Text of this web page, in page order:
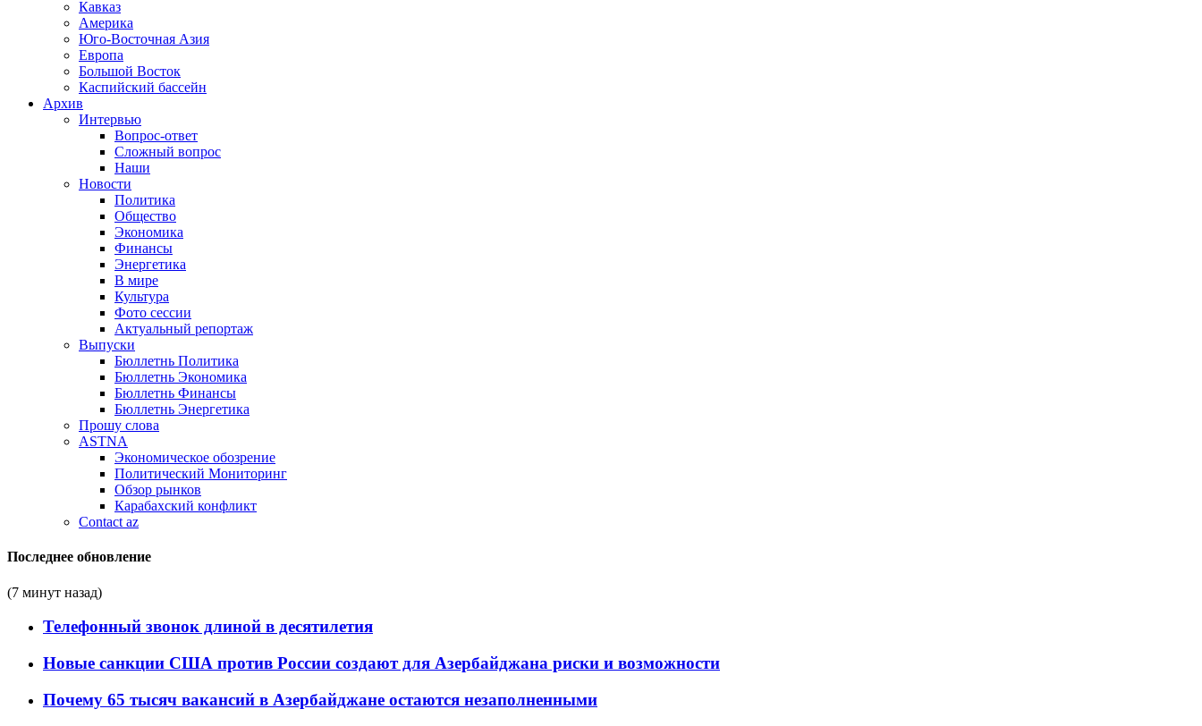
Кавказ
Америка
Юго-Восточная Азия
Европа
Большой Восток
Каспийский бассейн
Архив
Интервью
Вопрос-ответ
Сложный вопрос
Наши
Новости
Политика
Общество
Экономика
Финансы
Энергетика
В мире
Культура
Фото сессии
Актуальный репортаж
Выпуски
Бюллетнь Политика
Бюллетнь Экономика
Бюллетнь Финансы
Бюллетнь Энергетика
Прошу слова
ASTNA
Экономическое обозрение
Политический Мониторинг
Обзор рынков
Карабахский конфликт
Contact az
Последнее обновление
(7 минут назад)
Телефонный звонок длиной в десятилетия
Новые санкции США против России создают для Азербайджана риски и возможности
Почему 65 тысяч вакансий в Азербайджане остаются незаполненными